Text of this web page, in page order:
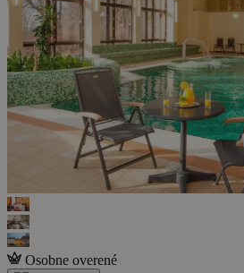
Osobne overené